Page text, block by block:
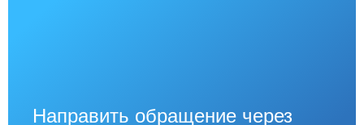
Направить обращение через